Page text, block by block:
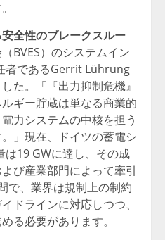
全性のブレークスルー
BVES）のシステムイン
者であるGerrit Lührung
た。「『出力抑制危機』
ギー貯蔵は単なる商業的
力システムの中核を担う
」現在、ドイツの蓄電シ
は19 GWに達し、その成
び産業部門によって牽引
で、業界は規制上の制約
ドラインに対応しつつ、
る必要があります。